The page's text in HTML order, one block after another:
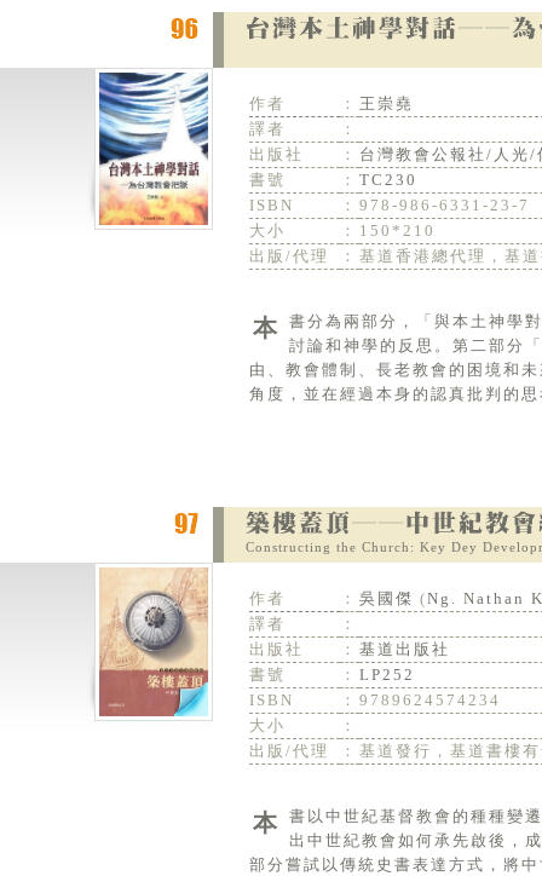
作者 ： 王崇堯
譯者
：
出版社
： 台灣教會公報社/人光/
書號
： TC230
ISBN
： 978-986-6331-23-7
大小
： 150*210
出版/代理
： 基道香港總代理，基
本書分為兩部分，「與本土神學對話」談到大學的神學教育、靈恩運動、街頭運動、敬拜讚美等，均有深刻的
討論和神學的反思。第二部分
由、教會體制、長老教會的困境和
角度，並在經過本身的認真批判的
Constructing the Church: Key Dey
作者 ： 吳國傑 (Ng. Nathan
譯者
：
出版社
： 基道出版社
書號
： LP252
ISBN
： 9789624574234
大小
：
出版/代理
： 基道發行，基道書樓
本書以中世紀基督教會的種種變遷和演變為主題，全書共分三部分，合計十章。第一部分為導論性的介紹，指
出中世紀教會如何承先啟後，
部分嘗試以傳統史書表達方式，將